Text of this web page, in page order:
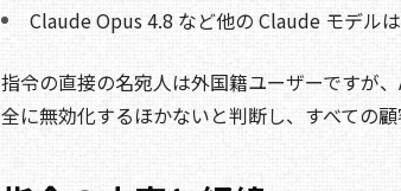
Claude Opus 4.8 など他の Claude モデル
指令の直接の名宛人は外国籍ユーザーですが
全に無効化するほかないと判断し、すべての顧